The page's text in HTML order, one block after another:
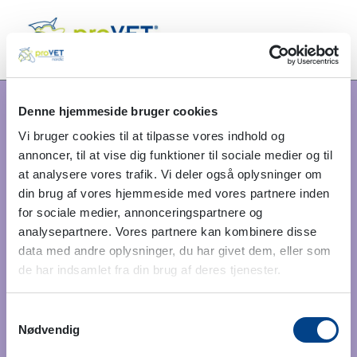
Denne hjemmeside bruger cookies
Vi bruger cookies til at tilpasse vores indhold og
annoncer, til at vise dig funktioner til sociale medier og til
at analysere vores trafik. Vi deler også oplysninger om
din brug af vores hjemmeside med vores partnere inden
for sociale medier, annonceringspartnere og
analysepartnere. Vores partnere kan kombinere disse
data med andre oplysninger, du har givet dem, eller som
de har indsamlet fra din brug af deres tjenester.
Nødvendig